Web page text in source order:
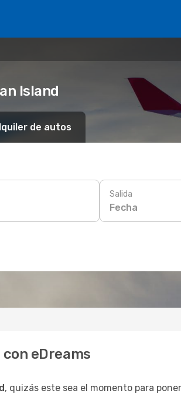
Island
de autos
Salida
Fecha
eDreams
, quizás este sea el momento para